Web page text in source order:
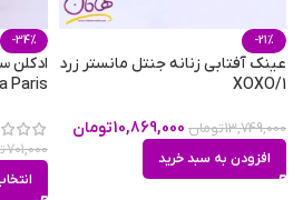
روزانه,
-21%
عینک آفتابی زنانه جنتل مانستر زرد
XOXO/1
13,749,000تومان 10,869,000تومان
افزودن به سبد خرید
-34%
Paris
701,000